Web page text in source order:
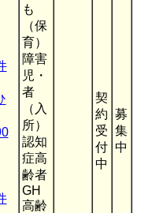
も
（保
育）
障害
児・
者
（入
所）
認知
症高
齢者
GH
高齢
契
約
受
付
中
募
集
中